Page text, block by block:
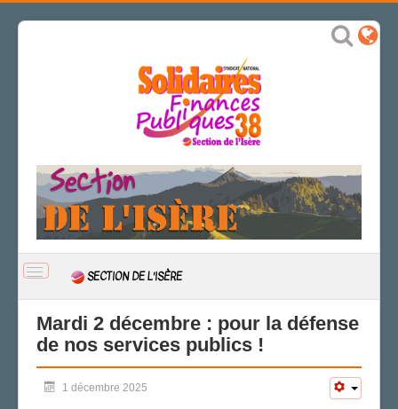
BASCULER
NAVIGATION
SECTION DE L'ISÈRE
ACTUALITÉ
CSAL
CAP/Recours
Mardi 2 décembre : pour la défense
de nos services publics !
1 décembre 2025